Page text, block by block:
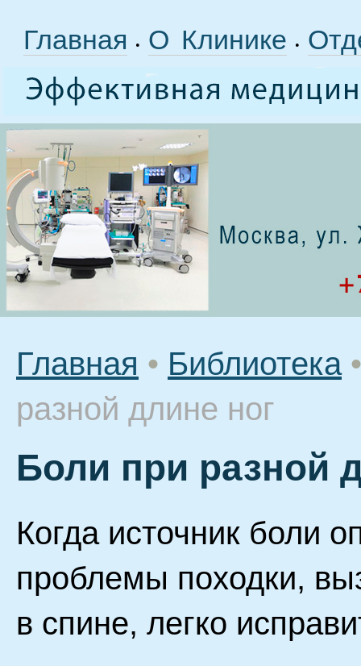
Главная • О Клинике •
Главная • Библиотека •
разной длине ног
Боли при разной
Когда источник боли
проблемы походки,
в спине, легко